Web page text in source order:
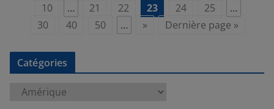
10
… 21 22 23 24 25
…
30
40 50 … » Dernière page »
Catégories